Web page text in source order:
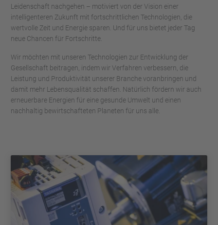
Leidenschaft nachgehen – motiviert von der Vision einer
intelligenteren Zukunft mit fortschrittlichen Technologien, die
wertvolle Zeit und Energie sparen. Und für uns bietet jeder Tag
neue Chancen für Fortschritte.
Wir möchten mit unseren Technologien zur Entwicklung der
Gesellschaft beitragen, indem wir Verfahren verbessern, die
Leistung und Produktivität unserer Branche voranbringen und
damit mehr Lebensqualität schaffen. Natürlich fördern wir auch
erneuerbare Energien für eine gesunde Umwelt und einen
nachhaltig bewirtschafteten Planeten für uns alle.